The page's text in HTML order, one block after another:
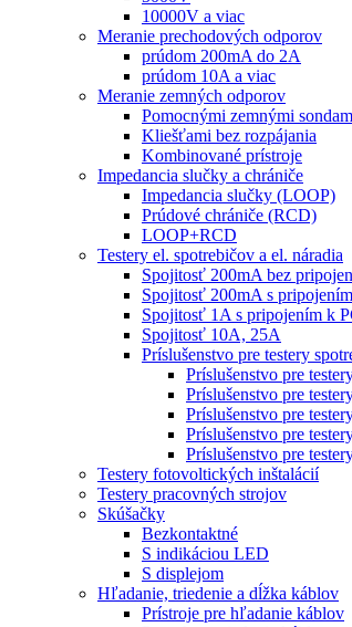
10000V a viac
Meranie prechodových odporov
prúdom 200mA do 2A
prúdom 10A a viac
Meranie zemných odporov
Pomocnými zemnými
Kliešťami bez rozpájania
Kombinované prístroje
Impedancia slučky a chrániče
Impedancia slučky (LOOP)
Prúdové chrániče (RCD)
LOOP+RCD
Testery el. spotrebičov a el. náradia
Spojitosť 200mA bez
Spojitosť 200mA s
Spojitosť 1A s pripojením k
Spojitosť 10A, 25A
Príslušenstvo pre testery
Príslušenstvo pre
Príslušenstvo pre
Príslušenstvo pre
Príslušenstvo pre
Príslušenstvo pre
Testery fotovoltických inštalácií
Testery pracovných strojov
Skúšačky
Bezkontaktné
S indikáciou LED
S displejom
Hľadanie, triedenie a dĺžka káblov
Prístroje pre hľadanie káblov